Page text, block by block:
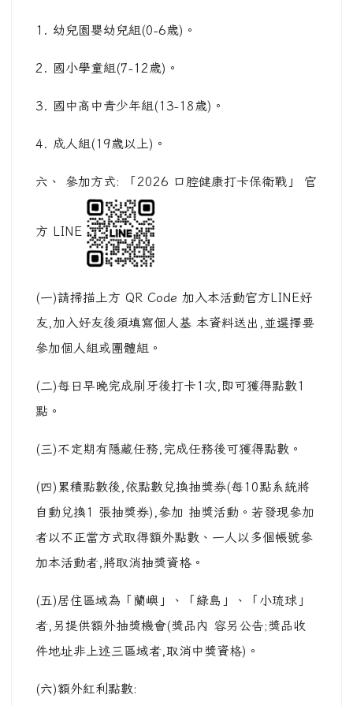
1. 幼兒園嬰幼兒組(0-6歲)。
2. 國小學童組(7-12歲)。
3. 國中高中青少年組(13-18歲)。
4. 成人組(19歲以上)。
六、 參加方式: 「2026 口腔健康打卡保衛戰」 官
方 LINE
(一)請掃描上方 QR Code 加入本活動官方LINE好
友,加入好友後須填寫個人基 本資料送出,並選擇要
參加個人組或團體組。
(二)每日早晚完成刷牙後打卡1次,即可獲得點數1
點。
(三)不定期有隱藏任務,完成任務後可獲得點數。
(四)累積點數後,依點數兌換抽獎券(每10點系統將
自動兌換1 張抽獎券),參加 抽獎活動。若發現參加
者以不正當方式取得額外點數、一人以多個帳號參
加本活動者,將取消抽獎資格。
(五)居住區域為「蘭嶼」、「綠島」、「小琉球」
者,另提供額外抽獎機會(獎品內 容另公告;獎品收
件地址非上述三區域者,取消中獎資格)。
(六)額外紅利點數: